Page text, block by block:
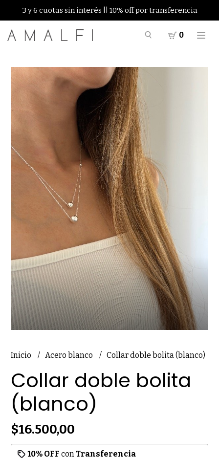
3 y 6 cuotas sin interés || 10% off por transferencia
0
Inicio Acero blanco Collar doble bolita (blanco)
Collar doble bolita
(blanco)
$16.500,00
10% OFF conTransferencia